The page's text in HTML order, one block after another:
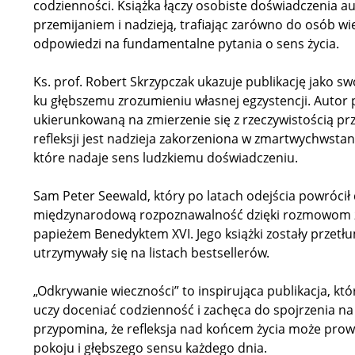
codzienności. Książka łączy osobiste doświadczenia
przemijaniem i nadzieją, trafiając zarówno do osób
odpowiedzi na fundamentalne pytania o sens życia.
Ks. prof. Robert Skrzypczak ukazuje publikację jako
ku głębszemu zrozumieniu własnej egzystencji.
ukierunkowaną na zmierzenie się z rzeczywistością
refleksji jest nadzieja zakorzeniona w
które nadaje sens ludzkiemu doświadczeniu.
Sam Peter Seewald, który po latach odejścia powrócił
międzynarodową rozpoznawalność dzięki
papieżem Benedyktem XVI. Jego książki zostały
utrzymywały się na listach bestsellerów.
„Odkrywanie wieczności” to inspirująca publikacja,
uczy doceniać codzienność i zachęca do spojrzenia
przypomina, że refleksja nad końcem życia może
pokoju i głębszego sensu każdego dnia.